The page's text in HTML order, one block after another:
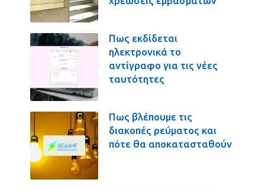
Πως εκδίδεται
ηλεκτρονικά το
αντίγραφο για τις νέες
ταυτότητες
Πως βλέπουμε τις
διακοπές ρεύματος και
πότε θα αποκατασταθούν